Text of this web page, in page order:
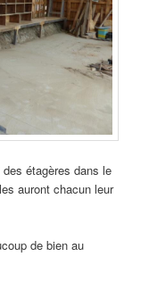
étagères dans le
auront chacun leur
de bien au